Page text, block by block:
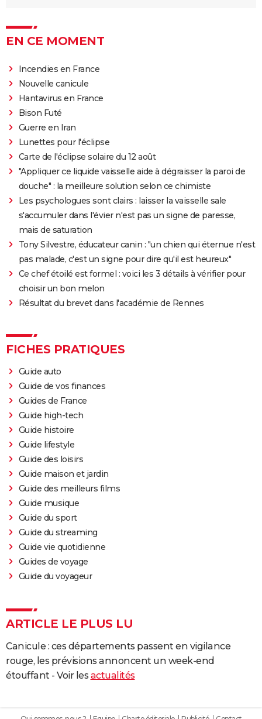
EN CE MOMENT
Incendies en France
Nouvelle canicule
Hantavirus en France
Bison Futé
Guerre en Iran
Lunettes pour l'éclipse
Carte de l'éclipse solaire du 12 août
"Appliquer ce liquide vaisselle aide à dégraisser la paroi de
douche" : la meilleure solution selon ce chimiste
Les psychologues sont clairs : laisser la vaisselle sale
s'accumuler dans l'évier n'est pas un signe de paresse,
mais de saturation
Tony Silvestre, éducateur canin : "un chien qui éternue n'est
pas malade, c'est un signe pour dire qu'il est heureux"
Ce chef étoilé est formel : voici les 3 détails à vérifier pour
choisir un bon melon
Résultat du brevet dans l'académie de Rennes
FICHES PRATIQUES
Guide auto
Guide de vos finances
Guides de France
Guide high-tech
Guide histoire
Guide lifestyle
Guide des loisirs
Guide maison et jardin
Guide des meilleurs films
Guide musique
Guide du sport
Guide du streaming
Guide vie quotidienne
Guides de voyage
Guide du voyageur
ARTICLE LE PLUS LU
Canicule : ces départements passent en vigilance
rouge, les prévisions annoncent un week-end
étouffant - Voir les actualités